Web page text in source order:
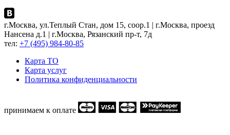
г.Москва, ул.Теплый Стан, дом 15, соор.1 | г.Москва, проезд
Нансена д.1 | г.Москва, Рязанский пр-т, 7д
тел: +7 (495) 984-80-85
Карта ТO
Карта услуг
Политика конфиденциальности
принимаем к оплате